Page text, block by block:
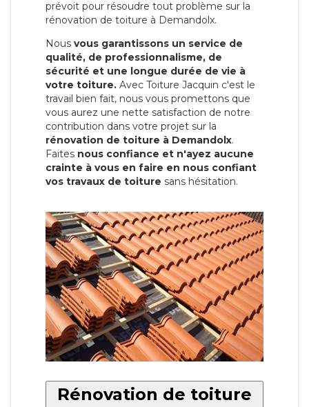
prévoit pour résoudre tout problème sur la
rénovation de toiture à Demandolx.
Nous vous garantissons un service de
qualité, de professionnalisme, de
sécurité et une longue durée de vie à
votre toiture. Avec Toiture Jacquin c'est le
travail bien fait, nous vous promettons que
vous aurez une nette satisfaction de notre
contribution dans votre projet sur la
rénovation de toiture à Demandolx.
Faites nous confiance et n'ayez aucune
crainte à vous en faire en nous confiant
vos travaux de toiture sans hésitation.
Rénovation de toiture